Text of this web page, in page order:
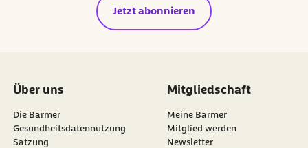
Jetzt abonnieren
Über uns
Die Barmer
Gesundheitsdatennutzung
Satzung
Mitgliedschaft
Meine Barmer
Mitglied werden
Newsletter